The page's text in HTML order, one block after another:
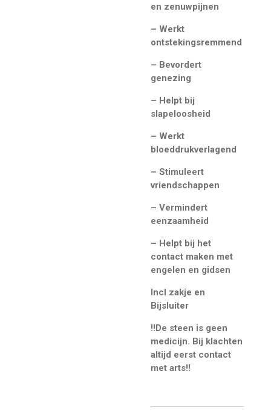
en zenuwpijnen
– Werkt
ontstekingsremmend
– Bevordert
genezing
– Helpt bij
slapeloosheid
– Werkt
bloeddrukverlagend
– Stimuleert
vriendschappen
– Vermindert
eenzaamheid
– Helpt bij het
contact maken met
engelen en gidsen
Incl zakje en
Bijsluiter
!!De steen is geen
medicijn. Bij klachten
altijd eerst contact
met arts!!